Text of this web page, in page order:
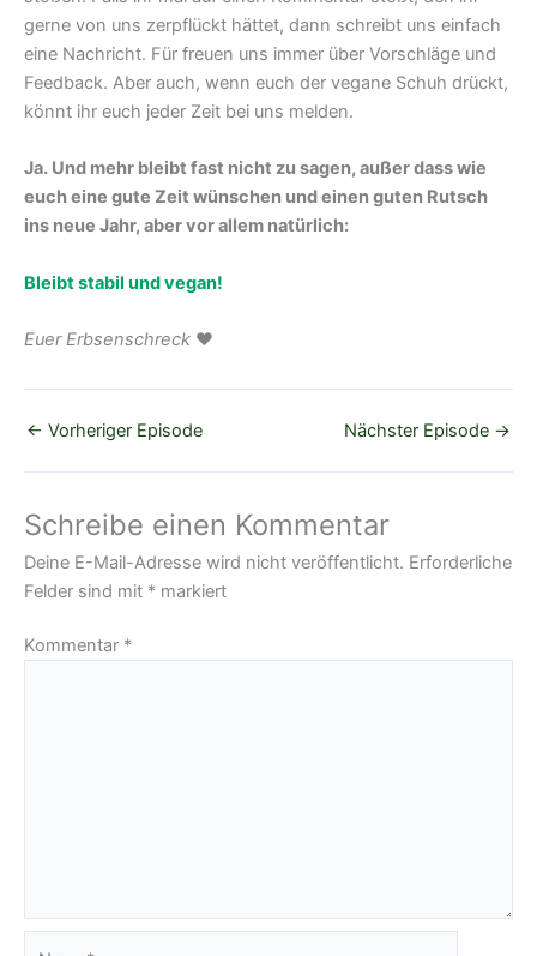
gerne von uns zerpflückt hättet, dann schreibt uns einfach
eine Nachricht. Für freuen uns immer über Vorschläge und
Feedback. Aber auch, wenn euch der vegane Schuh drückt,
könnt ihr euch jeder Zeit bei uns melden.
Ja. Und mehr bleibt fast nicht zu sagen, außer dass wie
euch eine gute Zeit wünschen und einen guten Rutsch
ins neue Jahr, aber vor allem natürlich:
Bleibt stabil und vegan!
Euer Erbsenschreck ❤️
← Vorheriger Episode Nächster Episode →
Schreibe einen Kommentar
Deine E-Mail-Adresse wird nicht veröffentlicht. Erforderliche
Felder sind mit * markiert
Kommentar *